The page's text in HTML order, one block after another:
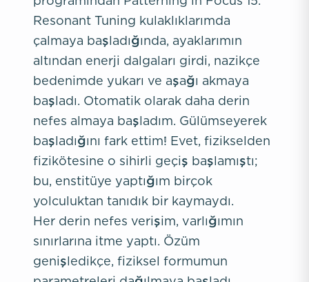
Resonant Tuning kulaklıklarımda
çalmaya başladığında, ayaklarımın
altından enerji dalgaları girdi, nazikçe
bedenimde yukarı ve aşağı akmaya
başladı. Otomatik olarak daha derin
nefes almaya başladım. Gülümseyerek
başladığını fark ettim! Evet, fizikselden
fizikötesine o sihirli geçiş başlamıştı;
bu, enstitüye yaptığım birçok
yolculuktan tanıdık bir kaymaydı.
Her derin nefes verişim, varlığımın
sınırlarına itme yaptı. Özüm
genişledikçe, fiziksel formumun